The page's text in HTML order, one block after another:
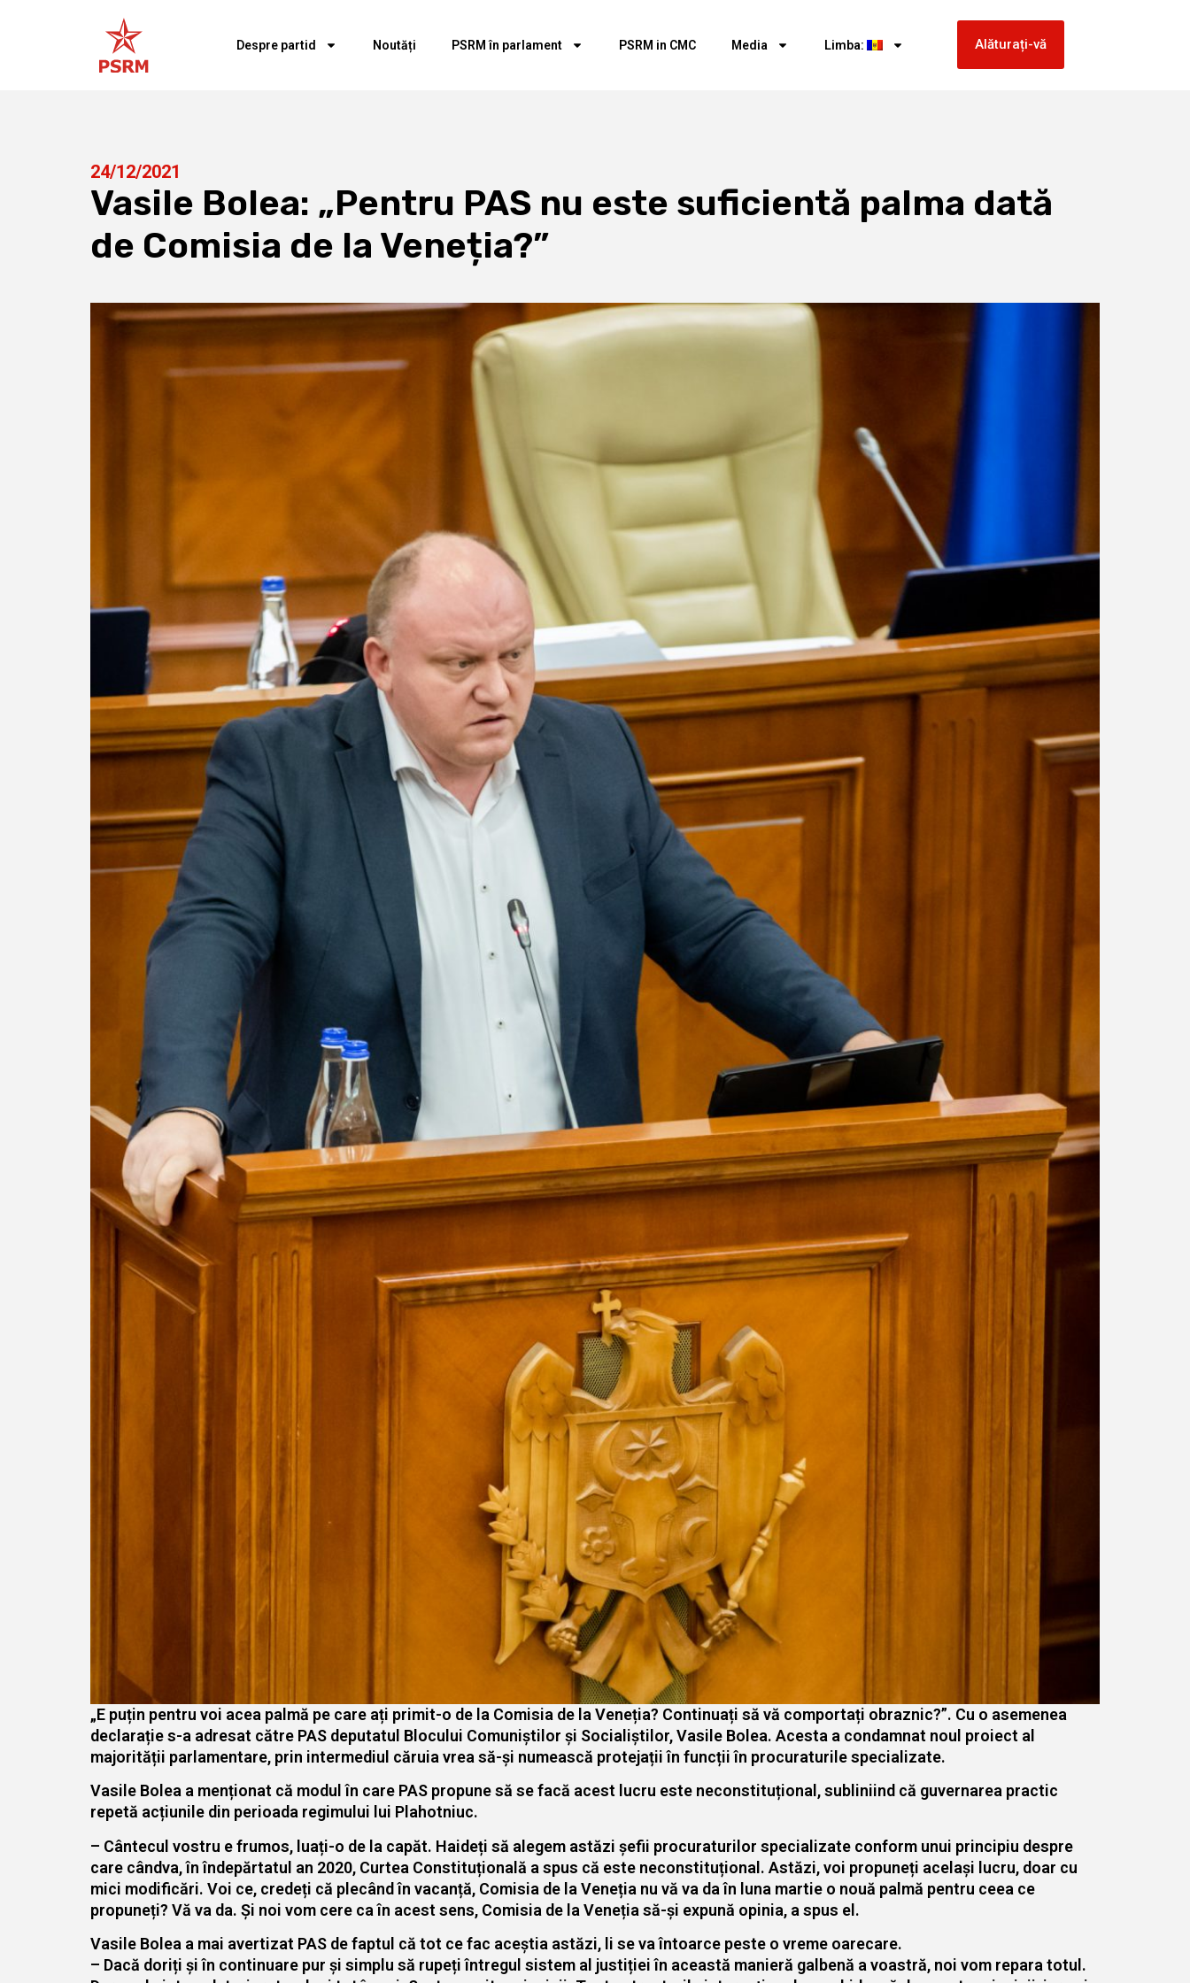
Despre partid Noutăți PSRM în parlament PSRM in CMC Media Limba: Alăturați-vă
24/12/2021
Vasile Bolea: „Pentru PAS nu este suficientă palma dată
de Comisia de la Veneția?”
„E puțin pentru voi acea palmă pe care ați primit-o de la Comisia de la Veneția? Continuați să vă comportați obraznic?”. Cu o asemenea
declarație s-a adresat către PAS deputatul Blocului Comuniștilor și Socialiștilor, Vasile Bolea. Acesta a condamnat noul proiect al
majorității parlamentare, prin intermediul căruia vrea să-și numească protejații în funcții în procuraturile specializate.
Vasile Bolea a menționat că modul în care PAS propune să se facă acest lucru este neconstituțional, subliniind că guvernarea practic
repetă acțiunile din perioada regimului lui Plahotniuc.
– Cântecul vostru e frumos, luați-o de la capăt. Haideți să alegem astăzi șefii procuraturilor specializate conform unui principiu despre
care cândva, în îndepărtatul an 2020, Curtea Constituțională a spus că este neconstituțional. Astăzi, voi propuneți același lucru, doar cu
mici modificări. Voi ce, credeți că plecând în vacanță, Comisia de la Veneția nu vă va da în luna martie o nouă palmă pentru ceea ce
propuneți? Vă va da. Și noi vom cere ca în acest sens, Comisia de la Veneția să-și expună opinia, a spus el.
Vasile Bolea a mai avertizat PAS de faptul că tot ce fac aceștia astăzi, li se va întoarce peste o vreme oarecare.
– Dacă doriți și în continuare pur și simplu să rupeți întregul sistem al justiției în această manieră galbenă a voastră, noi vom repara totul.